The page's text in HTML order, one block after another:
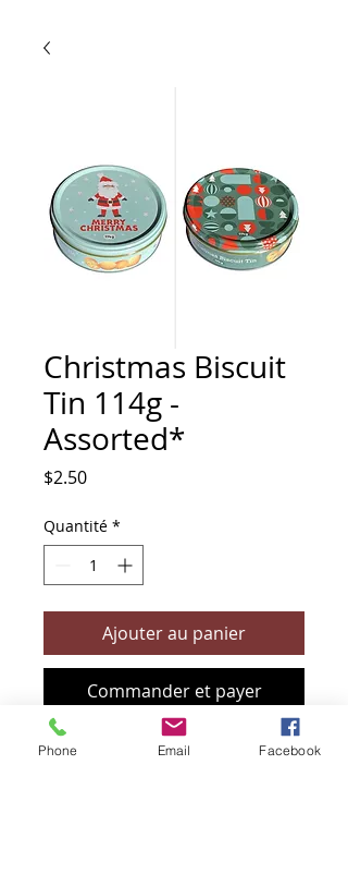
Christmas Biscuit
Tin 114g -
Assorted*
$2.50Prix
Quantité *
Ajouter au panier
Commander et payer
Phone Email Facebook